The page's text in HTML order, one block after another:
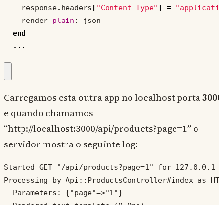
response. headers [ "Content-Type" ] =
render plain :
json
end
...
Carregamos esta outra app no localhost porta
e quando chamamos
“http://localhost:3000/api/products?page=1” o
servidor mostra o seguinte log:
Started GET "/api/products?page=1" for 127.0.0.1
Processing by Api::ProductsController#index as
  Parameters: {"page"=>"1"}